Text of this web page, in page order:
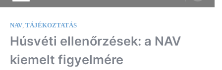
NAV, TÁJÉKOZTATÁS
Húsvéti ellenőrzések: a NAV
kiemelt figyelmére